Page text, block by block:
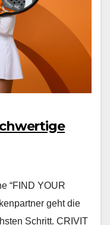
“FIND YOUR
geht die
Schritt. CRIVIT